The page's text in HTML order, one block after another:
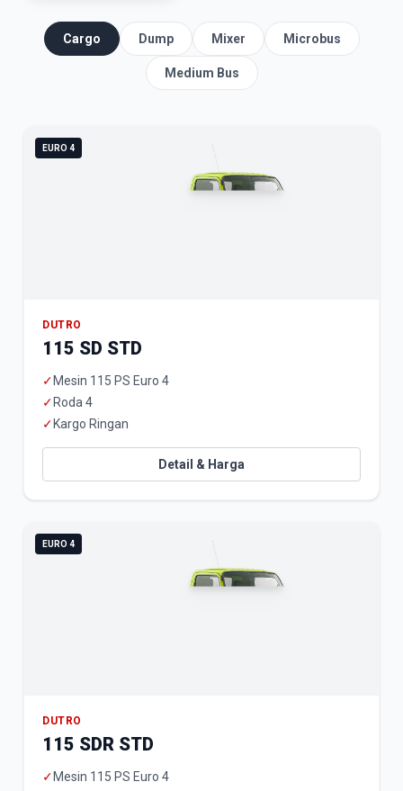
Cargo Dump Mixer Microbus
Medium Bus
EURO 4
DUTRO
115 SD STD
✓ Mesin 115 PS Euro 4
✓ Roda 4
✓ Kargo Ringan
Detail & Harga
EURO 4
DUTRO
115 SDR STD
✓ Mesin 115 PS Euro 4